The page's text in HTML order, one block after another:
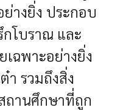
างยิ่ง ประกอบ
โบราณ และ
เฉพาะอย่างยิ่ง
า รวมถึงสิ่ง
ถานศึกษาที่ถูก